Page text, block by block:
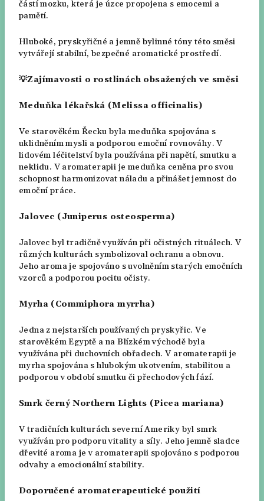
částí mozku, která je úzce propojena s emocemi a
pamětí.
Hluboké, pryskyřičné a jemně bylinné tóny této směsi
vytvářejí stabilní, bezpečné aromatické prostředí.
💡Zajímavosti o rostlinách obsažených ve směsi
Meduňka lékařská (Melissa officinalis)
Ve starověkém Řecku byla meduňka spojována s
uklidněním mysli a podporou emoční rovnováhy. V
lidovém léčitelství byla používána při napětí, smutku a
neklidu. V aromaterapii je meduňka ceněna pro svou
schopnost harmonizovat náladu a přinášet jemnost do
emoční práce.
Jalovec (Juniperus osteosperma)
Jalovec byl tradičně využíván při očistných rituálech. V
různých kulturách symbolizoval ochranu a obnovu.
Jeho aroma je spojováno s uvolněním starých emočních
vzorců a podporou pocitu očisty.
Myrha (Commiphora myrrha)
Jedna z nejstarších používaných pryskyřic. Ve
starověkém Egyptě a na Blízkém východě byla
využívána při duchovních obřadech. V aromaterapii je
myrha spojována s hlubokým ukotvením, stabilitou a
podporou v období smutku či přechodových fází.
Smrk černý Northern Lights (Picea mariana)
V tradičních kulturách severní Ameriky byl smrk
využíván pro podporu vitality a síly. Jeho jemně sladce
dřevité aroma je v aromaterapii spojováno s podporou
odvahy a emocionální stability.
Doporučené aromaterapeutické použití